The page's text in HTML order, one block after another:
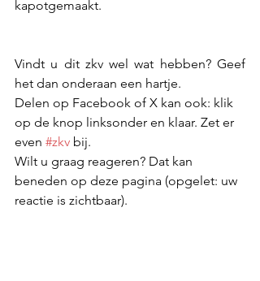
kapotgemaakt.
Vindt u dit zkv wel wat hebben? Geef
het dan onderaan een hartje.
Delen op Facebook of X kan ook: klik
op de knop linksonder en klaar. Zet er
even #zkv bij.
Wilt u graag reageren? Dat kan
beneden op deze pagina (opgelet: uw
reactie is zichtbaar).